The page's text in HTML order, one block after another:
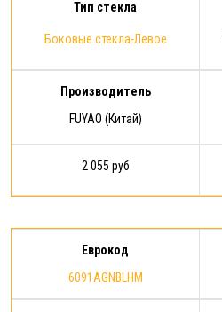
Тип стекла
Боковые стекла-Левое
Производитель
FUYAO (Китай)
2 055 руб
Еврокод
6091AGNBLHM